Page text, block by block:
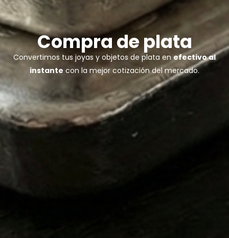
Compra de plata
Convertimos tus joyas y objetos de plata enefectivo al
instante con la mejor cotización del mercado.